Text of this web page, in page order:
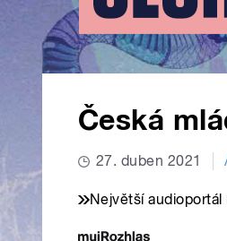
Česká
27. duben 2021
Největší